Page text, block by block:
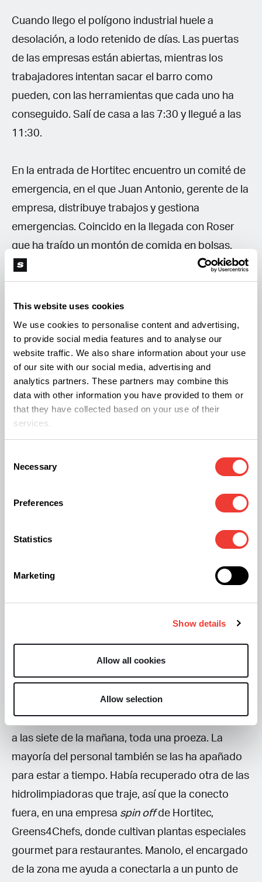
This website uses cookies
We use cookies to personalise content and advertising,
to provide social media features and to analyse our
website traffic. We also share information about your use
of our site with our social media, advertising and
analytics partners. These partners may combine this
data with other information you have provided to them or
that they have collected based on your use of their
services.
Selection
Necessary
Preferences
Statistics
Marketing
Show details
Allow all cookies
Allow selection
Cuando llego el polígono industrial huele a
desolación, a lodo retenido de días. Las puertas
de las empresas están abiertas, mientras los
trabajadores intentan sacar el barro como
pueden, con las herramientas que cada uno ha
conseguido. Salí de casa a las 7:30 y llegué a las
11:30.
En la entrada de Hortitec encuentro un comité de
emergencia, en el que Juan Antonio, gerente de la
empresa, distribuye trabajos y gestiona
emergencias. Coincido en la llegada con Roser
que ha traído un montón de comida en bolsas.
Acabe con un equipo del almacén que sacaba
lodo de una instalación exterior. Al sacar la
hidrolimpiadora otra sorpresa, Leroy Merlín me
había vendido una hidrolimpiadora a la que
faltaba una pieza y no tenían ninguna solución,
por supuesto, en su tienda de Valencia no
quedaban. Ellos no quisieron unirse a la marea de
españoles que trasladaba stock de un sitio a otro.
Al segundo día ya me levanto a las cinco y media
de las mañana, al principio el tráfico resulta gentil,
fluido, pero a partir de las seis y media ya se
empieza a espesar, parece que más personas han
tenido la misma idea. Así consigo llegar a Hortitec
a las siete de la mañana, toda una proeza. La
mayoría del personal también se las ha apañado
para estar a tiempo. Había recuperado otra de las
hidrolimpiadoras que traje, así que la conecto
fuera, en una empresa spin offde Hortitec,
Greens4Chefs, donde cultivan plantas especiales
gourmet para restaurantes. Manolo, el encargado
de la zona me ayuda a conectarla a un punto de